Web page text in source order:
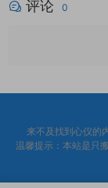
评论 0
来不及找到心仪的
温馨提示：本站是只